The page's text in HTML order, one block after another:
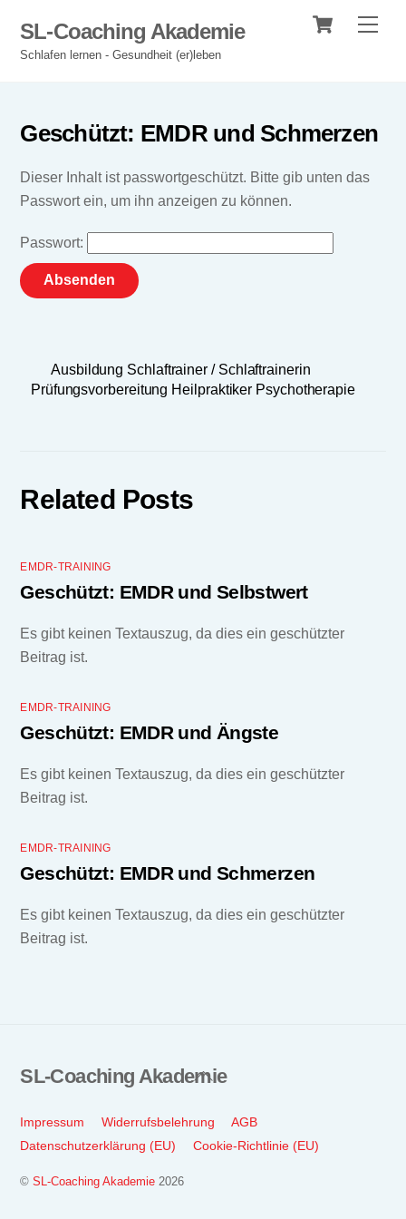
content
Cart
SL-Coaching Akademie
Schlafen lernen - Gesundheit (er)leben
Geschützt: EMDR und Schmerzen
Dieser Inhalt ist passwortgeschützt. Bitte gib unten das
Passwort ein, um ihn anzeigen zu können.
Passwort:
Ausbildung Schlaftrainer / Schlaftrainerin
Prüfungsvorbereitung Heilpraktiker Psychotherapie
Related Posts
EMDR-TRAINING
Geschützt: EMDR und Selbstwert
Es gibt keinen Textauszug, da dies ein geschützter
Beitrag ist.
EMDR-TRAINING
Geschützt: EMDR und Ängste
Es gibt keinen Textauszug, da dies ein geschützter
Beitrag ist.
EMDR-TRAINING
Geschützt: EMDR und Schmerzen
Es gibt keinen Textauszug, da dies ein geschützter
Beitrag ist.
Back
Top
SL-Coaching Akademie
Impressum Widerrufsbelehrung
AGB
Datenschutzerklärung (EU)
Cookie-Richtlinie (EU)
©SL-Coaching Akademie 2026